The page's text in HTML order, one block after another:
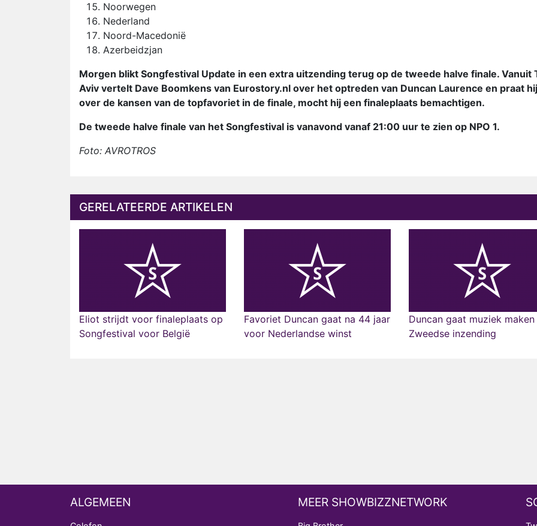
Noorwegen
Nederland
Noord-Macedonië
Azerbeidzjan
Morgen blikt Songfestival Update in een extra uitzending terug op de tweede halve finale. Vanuit
Aviv vertelt Dave Boomkens van Eurostory.nl over het optreden van Duncan Laurence en praat hij
over de kansen van de topfavoriet in de finale, mocht hij een finaleplaats bemachtigen.
De tweede halve finale van het Songfestival is vanavond vanaf 21:00 uur te zien op NPO 1.
Foto: AVROTROS
GERELATEERDE ARTIKELEN
Eliot strijdt voor finaleplaats op
Songfestival voor België
Favoriet Duncan gaat na 44 jaar
voor Nederlandse winst
Duncan gaat muziek
Zweedse inzending
ALGEMEEN MEER SHOWBIZZNETWORK